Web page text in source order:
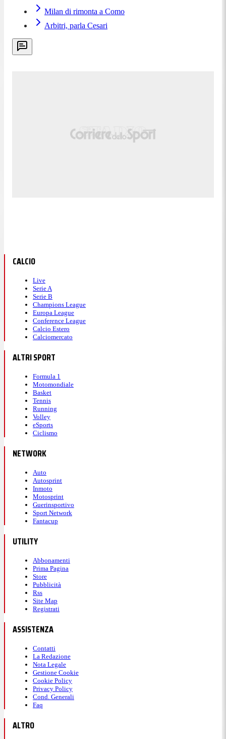
Milan di rimonta a Como
Arbitri, parla Cesari
CALCIO
Live
Serie A
Serie B
Champions League
Europa League
Conference League
Calcio Estero
Calciomercato
ALTRI SPORT
Formula 1
Motomondiale
Basket
Tennis
Running
Volley
eSports
Ciclismo
NETWORK
Auto
Autosprint
Inmoto
Motosprint
Guerinsportivo
Sport Network
Fantacup
UTILITY
Abbonamenti
Prima Pagina
Store
Pubblicità
Rss
Site Map
Registrati
ASSISTENZA
Contatti
La Redazione
Nota Legale
Gestione Cookie
Cookie Policy
Privacy Policy
Cond. Generali
Faq
ALTRO